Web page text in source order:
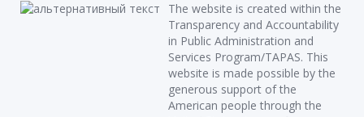
The website is created within the
Transparency and Accountability
in Public Administration and
Services Program/TAPAS. This
website is made possible by the
generous support of the
American people through the